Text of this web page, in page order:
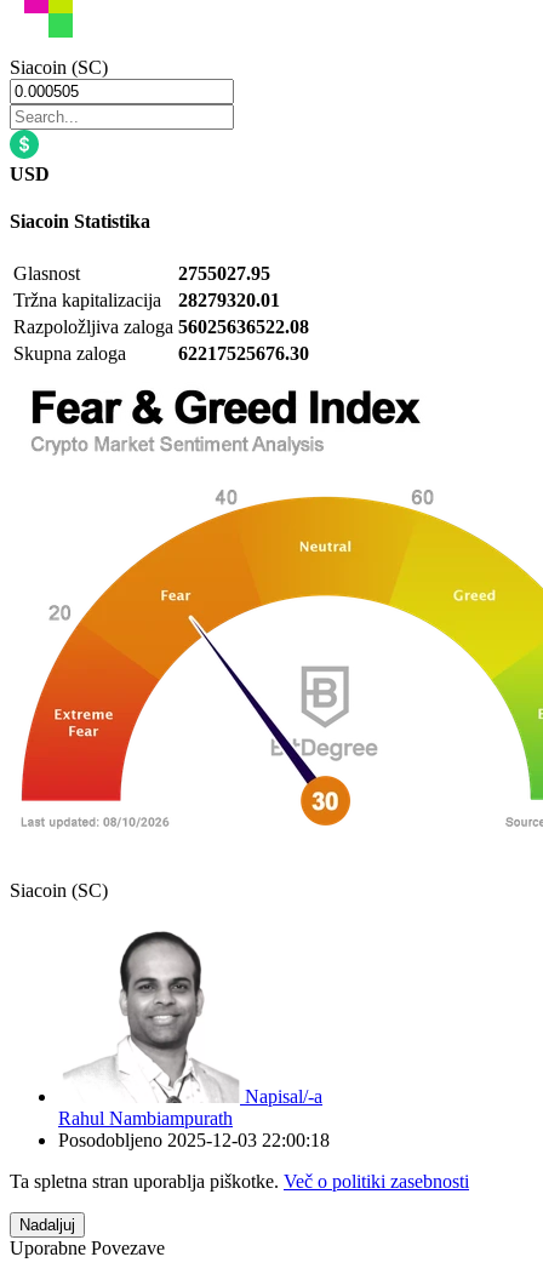
Siacoin (SC)
USD
Siacoin Statistika
Glasnost
2755027.95
Tržna kapitalizacija
28279320.01
Razpoložljiva zaloga 56025636522.08
Skupna zaloga
62217525676.30
Siacoin (SC)
Napisal/-a
Rahul Nambiampurath
Posodobljeno 2025-12-03 22:00:18
Ta spletna stran uporablja piškotke. Več o politiki zasebnosti
Nadaljuj
Uporabne Povezave